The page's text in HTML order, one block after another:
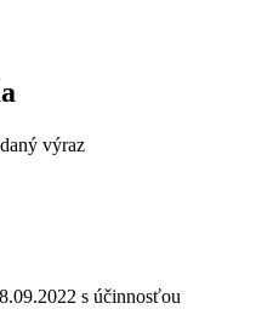
výraz
s účinnosťou